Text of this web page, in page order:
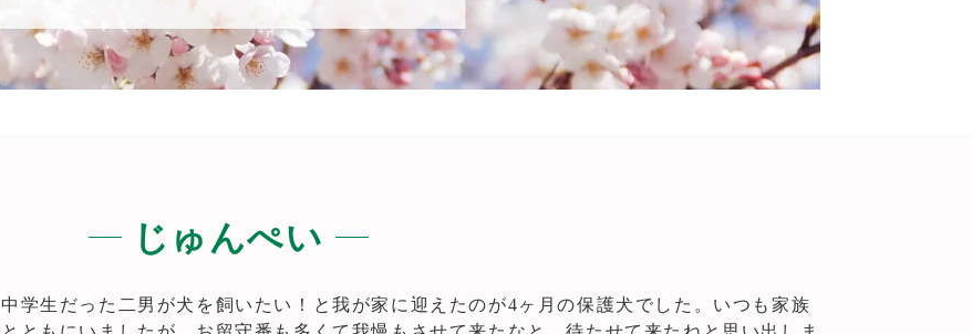
じゅんぺい
中学生だった二男が犬を飼いたい！と我が家に迎えたのが4ヶ月の保護犬でした。いつも家族